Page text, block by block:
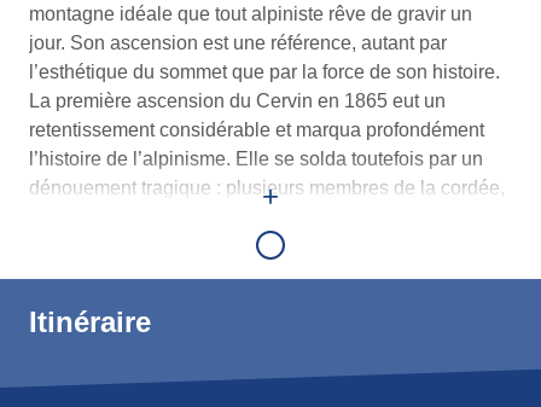
montagne idéale que tout alpiniste rêve de gravir un
jour. Son ascension est une référence, autant par
l’esthétique du sommet que par la force de son histoire.
La première ascension du Cervin en 1865 eut un
retentissement considérable et marqua profondément
l’histoire de l’alpinisme. Elle se solda toutefois par un
dénouement tragique : plusieurs membres de la cordée,
la descente. La face nord du Cervin constitue, avec
celles de l’Eiger (3967m) et des Grandes Jorasses
Alpes.
+
Itinéraire